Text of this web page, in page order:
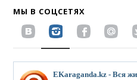
МЫ В СОЦСЕТЯХ
EKaraganda.kz - Вся